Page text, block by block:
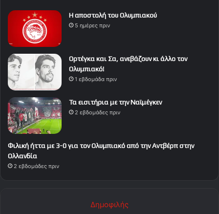
Η αποστολή του Ολυμπιακού
5 ημέρες πριν
Ορτέγκα και Σα, ανεβάζουν κι άλλο τον
Ολυμπιακό!
1 εβδομάδα πριν
Τα εισιτήρια με την Ναϊμέγκεν
2 εβδομάδες πριν
Φιλική ήττα με 3-0 για τον Ολυμπιακό από την Αντβέρπ στην
Ολλανδία
2 εβδομάδες πριν
Δημοφιλής